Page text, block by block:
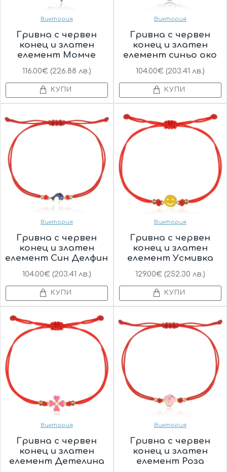
Виктория
Гривна с червен
конец и златен
елемент Момче
116.00€ (226.88 лв.)
КУПИ
Виктория
Гривна с червен
конец и златен
елемент синьо око
104.00€ (203.41 лв.)
КУПИ
Виктория
Гривна с червен
конец и златен
елемент Син Делфин
104.00€ (203.41 лв.)
КУПИ
Виктория
Гривна с червен
конец и златен
елемент Усмивка
129.00€ (252.30 лв.)
КУПИ
Виктория
Гривна с червен
конец и златен
елемент Детелина
Виктория
Гривна с червен
конец и златен
елемент Роза